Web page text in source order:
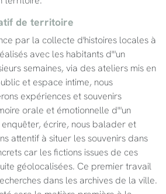
de territoire
par la collecte d'histoires locales à
avec les habitants d"'un
semaines, via des ateliers mis en
et espace intime, nous
expériences et souvenirs
orale et émotionnelle d"'un
écrire, nous balader et
attentif à situer les souvenirs dans
car les fictions issues de ces
géolocalisées. Ce premier travail
dans les archives de la ville.